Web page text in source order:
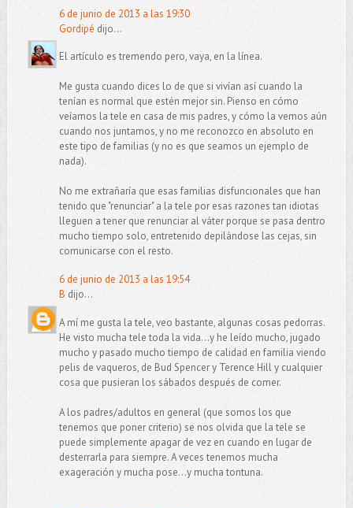
6 de junio de 2013 a las 19:30
Gordipé dijo...
El artículo es tremendo pero, vaya, en la línea.
Me gusta cuando dices lo de que si vivían así cuando la
tenían es normal que estén mejor sin. Pienso en cómo
veíamos la tele en casa de mis padres, y cómo la vemos aún
cuando nos juntamos, y no me reconozco en absoluto en
este tipo de familias (y no es que seamos un ejemplo de
nada).
No me extrañaría que esas familias disfuncionales que han
tenido que "renunciar" a la tele por esas razones tan idiotas
lleguen a tener que renunciar al váter porque se pasa dentro
mucho tiempo solo, entretenido depilándose las cejas, sin
comunicarse con el resto.
6 de junio de 2013 a las 19:54
B dijo...
A mí me gusta la tele, veo bastante, algunas cosas pedorras.
He visto mucha tele toda la vida...y he leído mucho, jugado
mucho y pasado mucho tiempo de calidad en familia viendo
pelis de vaqueros, de Bud Spencer y Terence Hill y cualquier
cosa que pusieran los sábados después de comer.
A los padres/adultos en general (que somos los que
tenemos que poner criterio) se nos olvida que la tele se
puede simplemente apagar de vez en cuando en lugar de
desterrarla para siempre. A veces tenemos mucha
exageración y mucha pose...y mucha tontuna.